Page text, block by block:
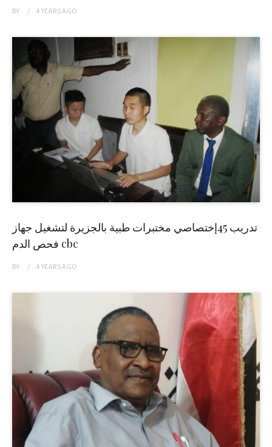
BY 4 YEARSAGO
تدريب 45إختصاصي مختبرات طبية بالجزيرة لتشغيل جهاز
فحص الدم cbc
BY 4 YEARSAGO